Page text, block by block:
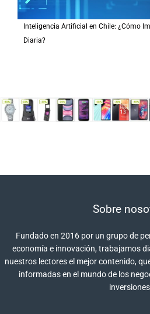
Inteligencia Artificial en Chile: ¿Cómo
Diaria?
Sobre
Fundado en 2016 por un grupo de
economía e innovación, trabajamos
nuestros lectores el mejor contenido,
informadas en el mundo de los